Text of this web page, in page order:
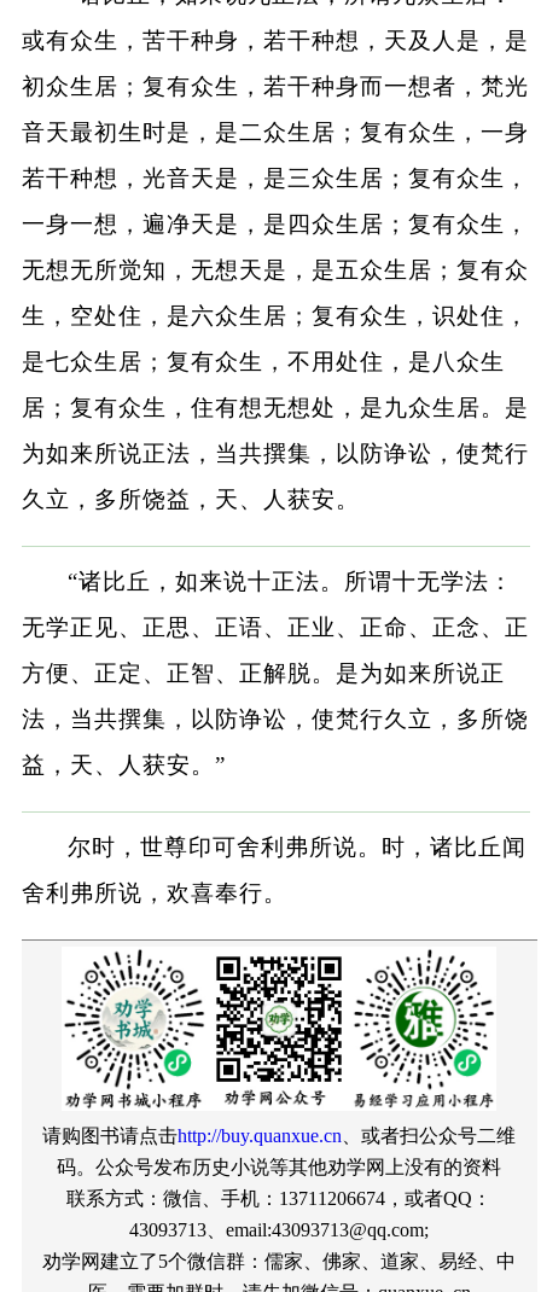
或有众生，苦干种身，若干种想，天及人是，是
初众生居；复有众生，若干种身而一想者，梵光
音天最初生时是，是二众生居；复有众生，一身
若干种想，光音天是，是三众生居；复有众生，
一身一想，遍净天是，是四众生居；复有众生，
无想无所觉知，无想天是，是五众生居；复有众
生，空处住，是六众生居；复有众生，识处住，
是七众生居；复有众生，不用处住，是八众生
居；复有众生，住有想无想处，是九众生居。是
为如来所说正法，当共撰集，以防诤讼，使梵行
久立，多所饶益，天、人获安。
“诸比丘，如来说十正法。所谓十无学法：
无学正见、正思、正语、正业、正命、正念、正
方便、正定、正智、正解脱。是为如来所说正
法，当共撰集，以防诤讼，使梵行久立，多所饶
益，天、人获安。”
尔时，世尊印可舍利弗所说。时，诸比丘闻
舍利弗所说，欢喜奉行。
请购图书请点击http://buy.quanxue.cn 、或者扫公众号二维
码。公众号发布历史小说等其他劝学网上没有的资料
联系方式：微信、手机：13711206674，或者QQ：
43093713、email:43093713@qq.com;
劝学网建立了5个微信群：儒家、佛家、道家、易经、中